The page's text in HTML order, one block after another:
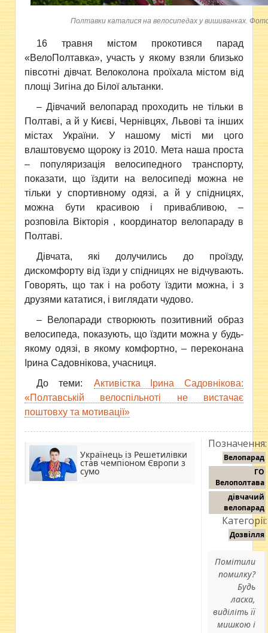
Полтавки каталися на велосипедах у вишиванках.
16 травня містом прокотився парад
«ВелоПолтавка», участь у якому взяли близько
півсотні дівчат. Велоколона проїхала містом від
площі Зигіна до Білої альтанки.
– Дівчачий велопарад проходить не тільки в
Полтаві, а й у Києві, Чернівцях, Львові та інших
містах України. У нашому місті ми цого
влаштовуємо щороку із 2010. Мета наша проста
– популяризація велосипедного транспорту,
показати, що їздити на велосипеді можна не
тільки у спортивному одязі, а й у спідницях,
можна бути красивою і привабливою, –
розповіла Вікторія , координатор велопараду в
Полтаві.
Дівчата, які долучились до проїзду,
дискомфорту від їзди у спідницях не відчувають.
Говорять, що так і на роботу їздити можна, і з
друзями кататися, і виглядати чудово.
– Велопаради створюють позитивний образ
велосипеда, показують, що їздити можна у будь-
якому одязі, в якому комфортно, – переконана
Ірина Садовнікова, учасниця.
До теми:
Активістка Ірина Садовнікова:
«Полтавській велоспільноті не вистачає
поштовху та мотивації»
Українець із Решетилівки
став чемпіоном Європи з
сумо
Позначення:
Велопарад
ГО
Велополтава
дівчачий
велопарад
Категорії:
Дозвілля
Помітили
помилку?
Будь
ласка,
виділіть її
мишкою і